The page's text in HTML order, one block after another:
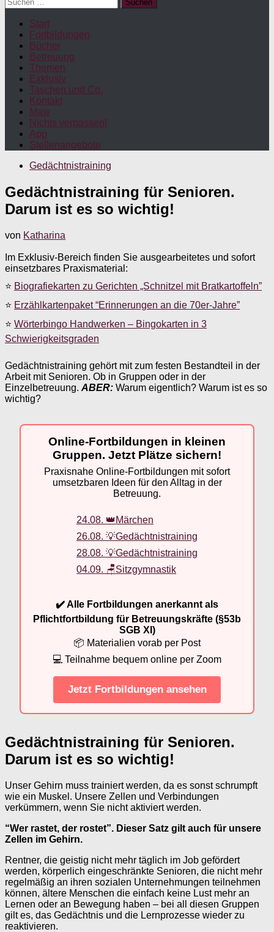
nach:
Start
Fortbildungen
Bücher
Betreuung
Themen
Exklusiv
Taschen und Co.
Kontakt
Maw
Nichts verpassen!
App
Stellenangebote
Gedächtnistraining
Gedächtnistraining für Senioren.
Darum ist es so wichtig!
von Katharina
Im Exklusiv-Bereich finden Sie ausgearbeitetes und sofort
einsetzbares Praxismaterial:
⭐ Biografiekarten zu Gerichten „Schnitzel mit Bratkartoffeln”
⭐ Erzählkartenpaket “Erinnerungen an die 70er-Jahre”
⭐ Wörterbingo Handwerken – Bingokarten in 3
Schwierigkeitsgraden
Gedächtnistraining gehört mit zum festen Bestandteil in der
Arbeit mit Senioren. Ob in Gruppen oder in der
Einzelbetreuung. ABER: Warum eigentlich? Warum ist es so
wichtig?
Online-Fortbildungen in kleinen
Gruppen. Jetzt Plätze sichern!
Praxisnahe Online-Fortbildungen mit sofort
umsetzbaren Ideen für den Alltag in der
Betreuung.
24.08. 👑Märchen
26.08. 💡Gedächtnistraining
28.08. 💡Gedächtnistraining
04.09. 🪑Sitzgymnastik
✔️ Alle Fortbildungen anerkannt als
Pflichtfortbildung für Betreuungskräfte (§53b
SGB XI)
📦 Materialien vorab per Post
💻 Teilnahme bequem online per Zoom
Jetzt Fortbildungen ansehen
Gedächtnistraining für Senioren.
Darum ist es so wichtig!
Unser Gehirn muss trainiert werden, da es sonst schrumpft
wie ein Muskel. Unsere Zellen und Verbindungen
verkümmern, wenn Sie nicht aktiviert werden.
“Wer rastet, der rostet”. Dieser Satz gilt auch für unsere
Zellen im Gehirn.
Rentner, die geistig nicht mehr täglich im Job gefördert
werden, körperlich eingeschränkte Senioren, die nicht mehr
regelmäßig an ihren sozialen Unternehmungen teilnehmen
können, ältere Menschen die einfach keine Lust mehr an
Lernen oder an Bewegung haben – bei all diesen Gruppen
gilt es, das Gedächtnis und die Lernprozesse wieder zu
reaktivieren.